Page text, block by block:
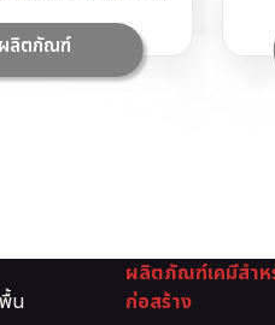
ลิตภัณฑ์
น
ผลิตภัณฑ์เคมีสำห
ก่อสร้าง